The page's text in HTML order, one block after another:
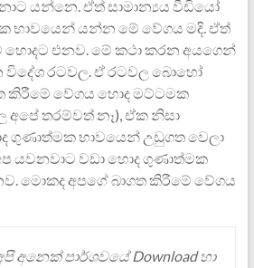
යන්නෙ. ඒත් සාමාන්‍යය වීඩියෝ
යන්න මේ වේගය මදි. ඒත්
හොදට එනව. මේ කථා කරන අ‍යගෙන්
රටවල. ඒ රටවල බොහෝ
කිරීමේ වේගය හොද මට්ටමක
තරම්වත් නෑ), ඒක නිසා
ගුණාත්මක භාවයෙන් උඩුගත වෙලා
යවනවාට වඩා හොද ගුණාත්මක
මොකද අපගේ බාගත කිරීමේ වේගය
අනෙක් පාර්ශවයේ Download හා